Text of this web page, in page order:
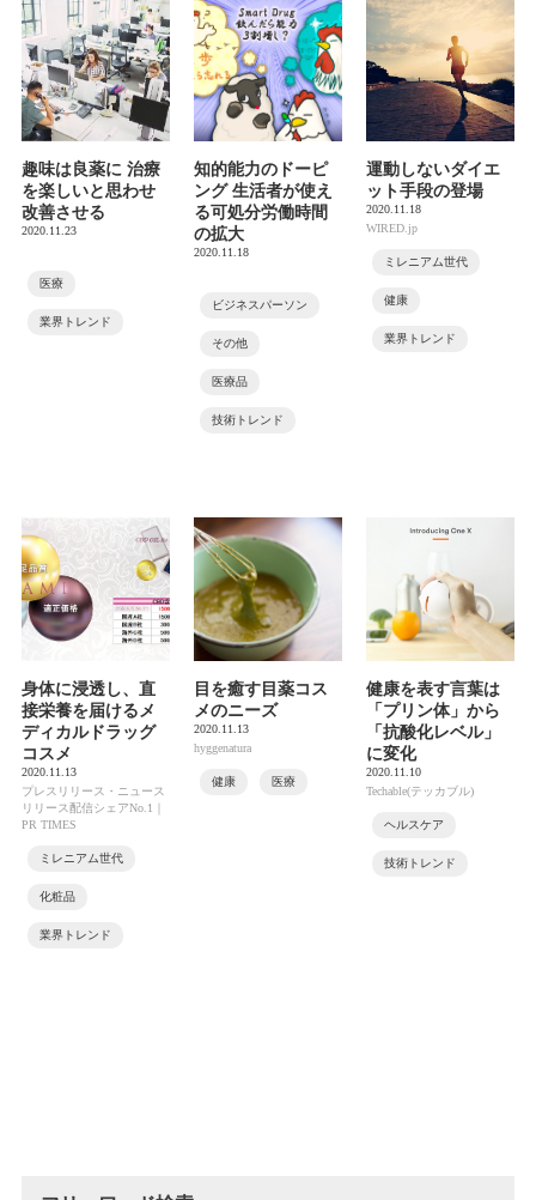
趣味は良薬に 治療
を楽しいと思わせ
改善させる
2020.11.23
医療
業界トレンド
知的能力のドーピ
ング 生活者が使え
る可処分労働時間
の拡大
2020.11.18
ビジネスパーソン
その他
医療品
技術トレンド
運動しないダイエ
ット手段の登場
2020.11.18
WIRED.jp
ミレニアム世代
健康
業界トレンド
身体に浸透し、直
接栄養を届けるメ
ディカルドラッグ
コスメ
2020.11.13
プレスリリース・ニュース
リリース配信シェアNo.1｜
PR TIMES
ミレニアム世代
化粧品
業界トレンド
目を癒す目薬コス
メのニーズ
2020.11.13
hyggenatura
健康 医療
健康を表す言葉は
「プリン体」から
「抗酸化レベル」
に変化
2020.11.10
Techable(テッカブル)
ヘルスケア
技術トレンド